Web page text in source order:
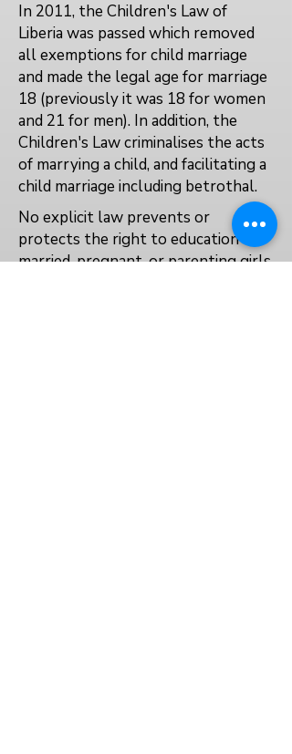
In 2011, the Children's Law of
Liberia was passed which removed
all exemptions for child marriage
and made the legal age for marriage
18 (previously it was 18 for women
and 21 for men). In addition, the
Children's Law criminalises the acts
of marrying a child, and facilitating a
child marriage including betrothal.
No explicit law prevents or
protects the right to education for
married, pregnant, or parenting girls.